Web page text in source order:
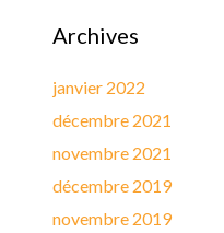
Archives
janvier 2022
décembre 2021
novembre 2021
décembre 2019
novembre 2019